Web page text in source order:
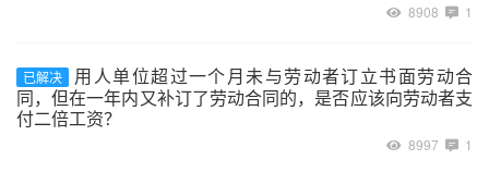
8908 1
已解决
用人单位超过一个月未与劳动者订立书面劳动合
同，但在一年内又补订了劳动合同的，是否应该向劳动者支
付二倍工资？
8997 1